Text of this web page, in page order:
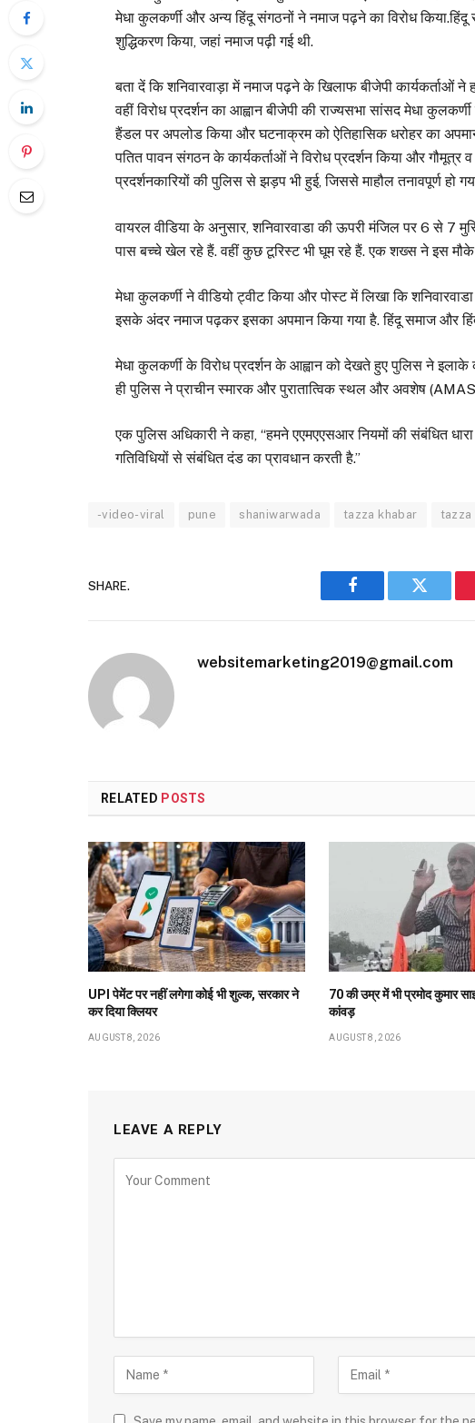
मेधा कुलकर्णी और अन्य हिंदू संगठनों ने नमाज पढ़ने का विरोध
शुद्धिकरण किया, जहां नमाज पढ़ी गई थी.
बता दें कि शनिवारवाड़ा में नमाज पढ़ने के खिलाफ बीजेपी कार्यकर्ताओं ने
वहीं विरोध प्रदर्शन का आह्वान बीजेपी की राज्यसभा सांसद मेधा
हैंडल पर अपलोड किया और घटनाक्रम को ऐतिहासिक धरोहर का
पतित पावन संगठन के कार्यकर्ताओं ने विरोध प्रदर्शन किया और गौमूत्र व
प्रदर्शनकारियों की पुलिस से झड़प भी हुई, जिससे माहौल तनावपूर्ण हो
वायरल वीडिया के अनुसार, शनिवारवाडा की ऊपरी मंजिल पर 6 से 7
पास बच्चे खेल रहे हैं. वहीं कुछ टूरिस्ट भी घूम रहे हैं. एक शख्स ने इस मौके
मेधा कुलकर्णी ने वीडियो ट्वीट किया और पोस्ट में लिखा कि
इसके अंदर नमाज पढ़कर इसका अपमान किया गया है. हिंदू समाज और
मेधा कुलकर्णी के विरोध प्रदर्शन के आह्वान को देखते हुए पुलिस ने
ही पुलिस ने प्राचीन स्मारक और पुरातात्विक स्थल और अवशेष
एक पुलिस अधिकारी ने कहा, “हमने एएमएएसआर नियमों की संबंधित धारा
गतिविधियों से संबंधित दंड का प्रावधान करती है.”
-video-viral pune shaniwarwada tazza khabar tazza
SHARE.
Facebook Twitter
websitemarketing2019@gmail.com
RELATED POSTS
UPI पेमेंट पर नहीं लगेगा कोई भी शुल्क, सरकार ने
कर दिया क्लियर
AUGUST 8, 2026
70 की उम्र में भी प्रमोद कुमार
कांवड़
AUGUST 8, 2026
LEAVE A REPLY